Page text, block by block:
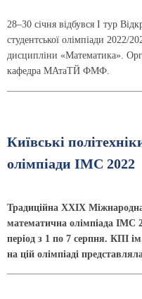
28–30 січня відбувся І тур
студентської олімпіади 2022/
дисципліни «Математика».
кафедра МАтаТЙ ФМФ.
Київські
олімпіади IMC 2022
Традиційна XXIX
математична олімпіада IMC
період з 1 по 7 серпня. КПІ
на цій олімпіаді